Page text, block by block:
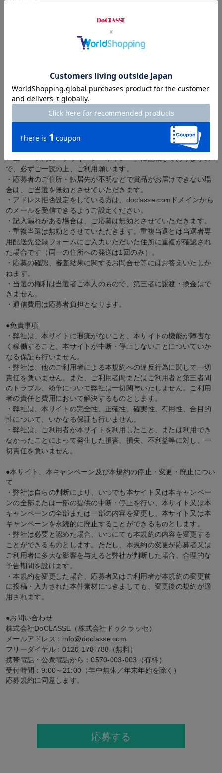
ご入力内容にお間違えのないよう、ご確認ください。
○当選
タイトリスト「DoCLASSE バケラッセ」特製ゴルフボール（2つ
入り1セット）
・ご応募された方は応募規約にご同意いただいたものとみなしま
す。
・ご応募された方の個人情報の取扱いについては、DoCLASSEホ
で、必ずご一読の上、ご利用願います。
・応募者のご住所・転居先が不明などで賞品がお届けできない場
合は、ご当選を無効とさせていただきます。
・アドレス拒否設定をしている方は、doclasse.comドメインから
のメールを受信できるようご設定ください。
・記入漏れがある場合は、ご応募は無効とさせていただきます。
・重複当選は無効とさせていただきます。重複当選とは当選者専
用配送先登録フォームにご入力いただいた住所に重複が確認され
た場合です（同一の住所への発送は1回のみ）。
・応募の確認、審査結果に関するお問合せ等にはお答えいたしか
ねます。
・当選の権利は当選者ご本人のもので、第三者に譲渡・換金はで
きません。
・通信費用は応募者負担となります。
●免責事項
・弊社は、本サイトに瑕疵がないこと、本サイトの機能が障害な
く稼働すること、本サイトが中断・停止しないことについていか
なる保証も行いません。
・弊社は、他のご利用者による本規約への違反行為に関して一切
責任を負いません。また、ご利用者間またはご利用者と第三者間
のトラブル、紛争について弊社は一切関与いたしません。ご利用
者の責任と費用において解決するものとします。
・弊社は、本サイトの完全性、正確性、確実性、有用性、合目的
性について、いかなる保証も行いません。
・弊社は、ご利用者が本サイトを利用したこと、または利用でき
なかったことによって発生した損害、損失、不利益等に対し、一
切責任を負いません。
●本サイト、本キャンペーン及び本規約の停止・変更・廃止につい
て
・弊社は自らの判断により、いつでも本サイト又は本キャンペー
ンの全部または一部の提供の中断・停止を行い、本サイト又は本
キャンペーンの全部または一部の内容を変更し、本サイト又は本
キャンペーンを永続的に廃止することができるものとします。
・弊社は必要と認めた場合、いつにても本規約の内容を変更する
ことができるものとします。ただし、本規約の変更が応募者又は
ご利用者に多大な影響を与えると弊社が判断した場合、合理的な
予告期間を設けます。
・本規約を変更した場合、応募者又はご利用者が本規約の変更前
に投稿・入力された本件素材につきましても、変更後の規約が適
用されます。
●お問い合わせ
株式会社DoCLASSE（株式会社ドゥクラッセ）
メールアドレス：info@doclasse.com
フリーダイヤル：0120-178-788（無料）
携帯電話・公衆電話から：0570-003-003（有料）
受付時間：9:00～21:00（年中無休／年末年始を除く）
応募規約に同意します。
応募する